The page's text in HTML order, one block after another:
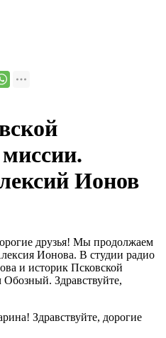
Ионов
друзья! Мы продолжаем
Ионова. В студии радио
и историк Псковской
Здравствуйте,
Здравствуйте, дорогие